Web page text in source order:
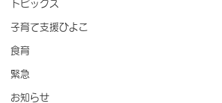
トピックス
子育て支援ひよこ
食育
緊急
お知らせ